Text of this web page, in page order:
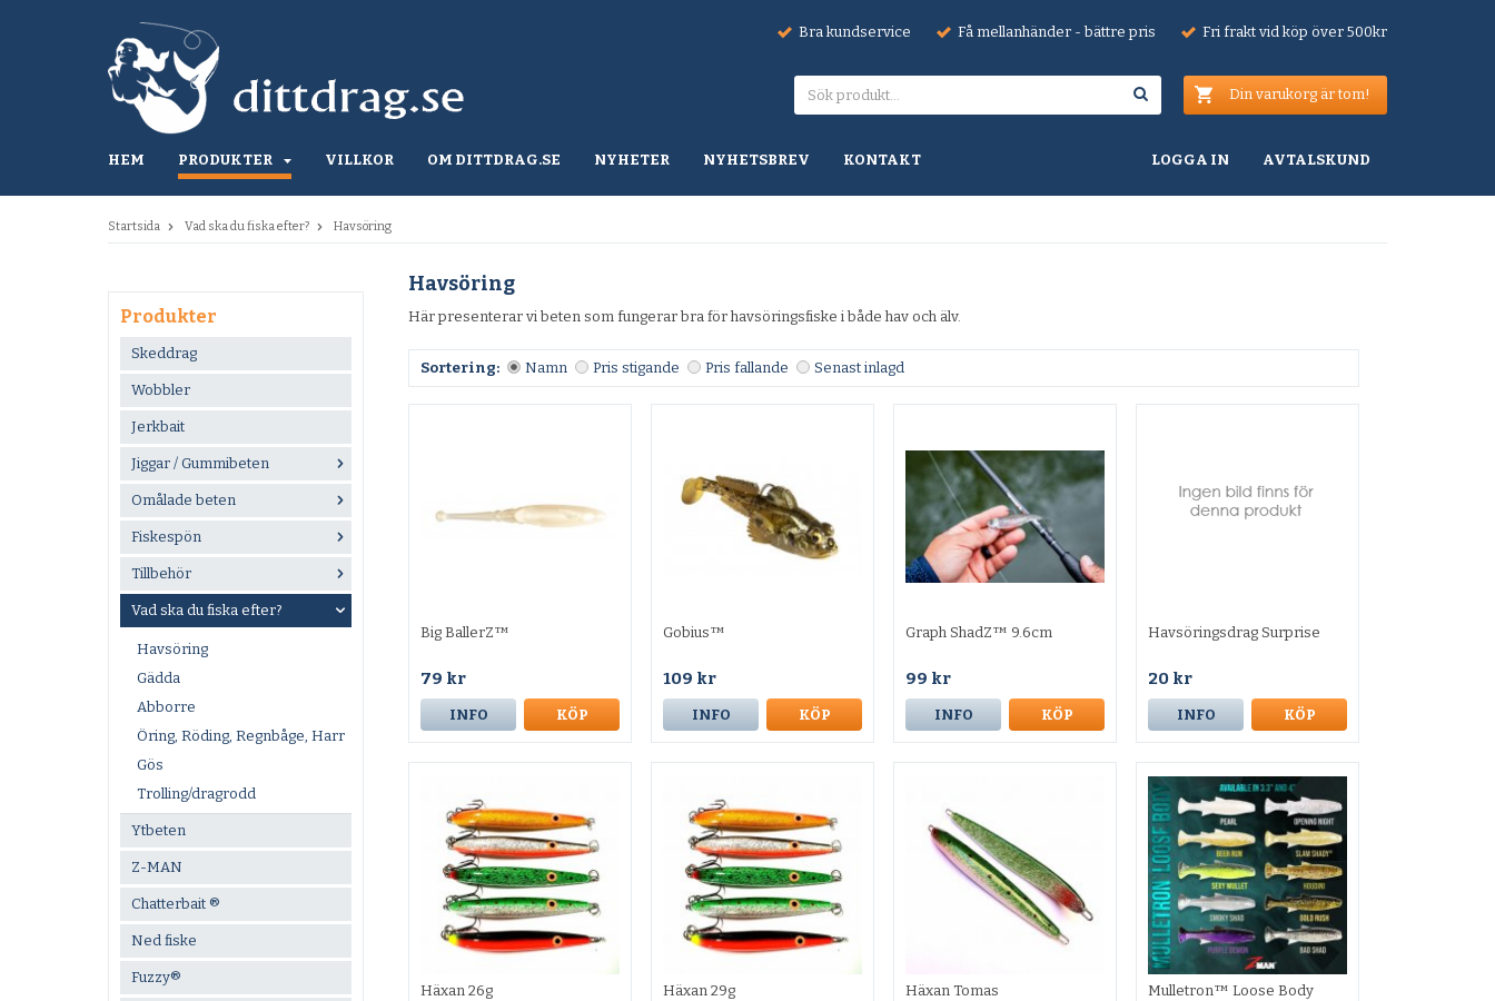
Bra kundservice Få mellanhänder - bättre pris Fri frakt vid köp över 500kr
Din varukorg är tom!
HEM PRODUKTER VILLKOR OM DITTDRAG.SE NYHETER NYHETSBREV KONTAKT AVTALSKUND
LOGGA IN
Startsida Vad ska du fiska efter? Havsöring
Produkter
Skeddrag
Wobbler
Jerkbait
Jiggar / Gummibeten
Omålade beten
Fiskespön
Tillbehör
Vad ska du fiska efter?
Havsöring
Gädda
Abborre
Öring, Röding, Regnbåge, Harr
Gös
Trolling/dragrodd
Ytbeten
Z-MAN
Chatterbait ®
Ned fiske
Fuzzy®
Havsöring
Här presenterar vi beten som fungerar bra för havsöringsfiske i både hav och älv.
Sortering: Namn Pris stigande Pris fallande Senast inlagd
Big BallerZ™
79 kr
INFO KÖP
Gobius™
109 kr
INFO KÖP
Graph ShadZ™ 9.6cm
99 kr
INFO KÖP
Havsöringsdrag Surprise
20 kr
INFO KÖP
Häxan 26g Häxan 29g Häxan Tomas Mulletron™ Loose Body